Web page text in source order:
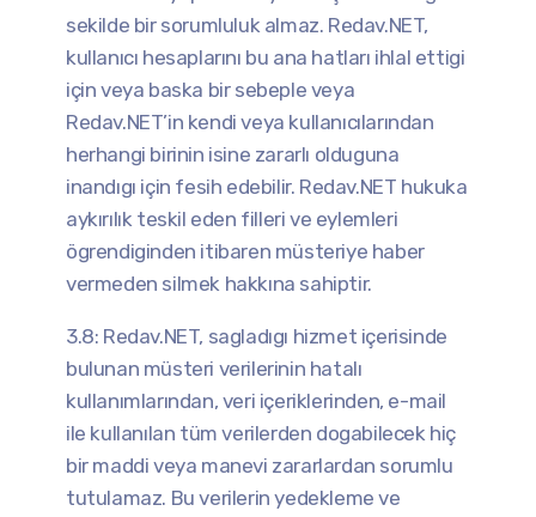
sekilde bir sorumluluk almaz. Redav.NET,
kullanıcı hesaplarını bu ana hatları ihlal ettigi
için veya baska bir sebeple veya
Redav.NET’in kendi veya kullanıcılarından
herhangi birinin isine zararlı olduguna
inandıgı için fesih edebilir. Redav.NET hukuka
aykırılık teskil eden filleri ve eylemleri
ögrendiginden itibaren müsteriye haber
vermeden silmek hakkına sahiptir.
3.8: Redav.NET, sagladıgı hizmet içerisinde
bulunan müsteri verilerinin hatalı
kullanımlarından, veri içeriklerinden, e-mail
ile kullanılan tüm verilerden dogabilecek hiç
bir maddi veya manevi zararlardan sorumlu
tutulamaz. Bu verilerin yedekleme ve